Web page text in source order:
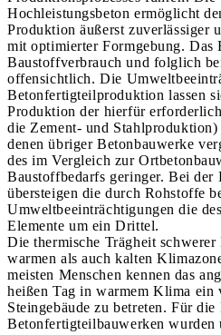
Hochleistungsbeton ermöglicht
Produktion äußerst zuverlässiger
mit optimierter Formgebung. Das
Baustoffverbrauch und folglich
offensichtlich. Die
Betonfertigteilproduktion lassen
Produktion der hierfür
die Zement- und
denen übriger Betonbauwerke
des im Vergleich zur
Baustoffbedarfs geringer. Bei
übersteigen die durch Rohstoffe
Umweltbeeinträchtigungen die
Elemente um ein Drittel.
Die thermische Trägheit
warmen als auch kalten
meisten Menschen kennen das
heißen Tag in warmem Klima ein
Steingebäude zu betreten. Für
Betonfertigteilbauwerken wurden